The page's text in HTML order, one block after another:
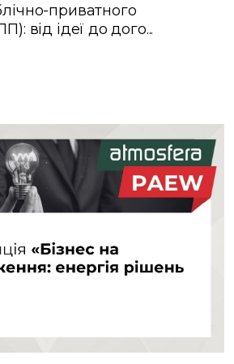
приватного
від ідеї до дого...